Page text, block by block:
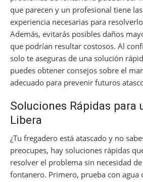
que parecen y un profesional tiene
experiencia necesarias para
Además, evitarás posibles daños
que podrían resultar costosos. Al
solo te aseguras de una solución
puedes obtener consejos sobre el
adecuado para prevenir futuros
Soluciones Rápidas para
Libera
¿Tu fregadero está atascado y no
preocupes, hay soluciones rápidas
resolver el problema sin necesidad
fontanero. Primero, prueba con agua